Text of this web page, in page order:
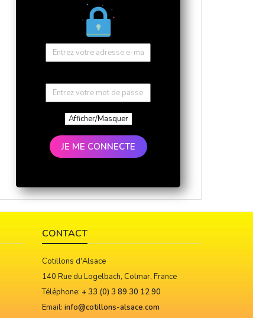
Afficher/Masquer
JE ME CONNECTE
CONTACT
Cotillons d'Alsace
140 Rue du Logelbach, Colmar, France
Téléphone: + 33 (0) 3 89 30 12 90
Email: info@cotillons-alsace.com